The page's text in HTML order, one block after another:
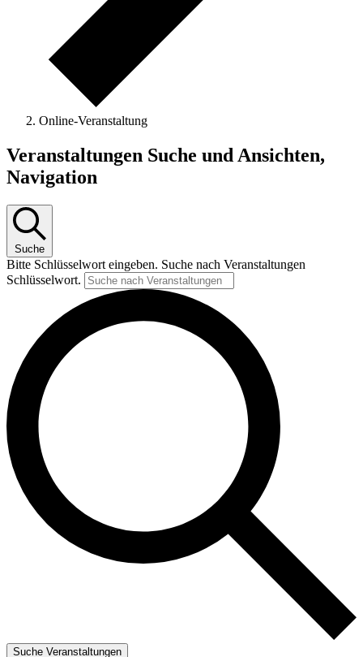
Online-Veranstaltung
Veranstaltungen Suche und Ansichten,
Navigation
Suche
Bitte Schlüsselwort eingeben. Suche nach Veranstaltungen
Schlüsselwort.
Suche Veranstaltungen